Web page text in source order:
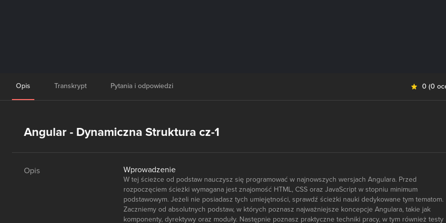
Opis Transkrypt Pytania i odpowiedzi 0 (0
Angular - Dynamiczna Struktura cz-1
Opis Wprowadzenie
W tej ścieżce od podstaw nauczysz się programować w najnowszych wersjach Angulara. Przed
rozpoczęciem ścieżki wymagana jest znajomość HTML, CSS oraz JavaScript w stopniu minimum
podstawowym. Jeżeli nie posiadasz tych umiejętności, sprawdź ścieżki nauki dedykowane tym tematom.
Zaczniemy od absolutnych podstaw, w których poznasz najważniejsze koncepcje Angulara, takie jak
komponenty, dyrektywy oraz moduły. Następnie poznasz praktyczne techniki pracy, w tym również testy